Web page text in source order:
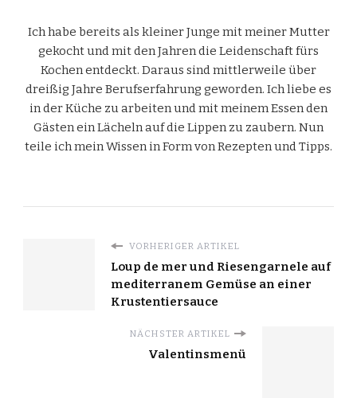
Ich habe bereits als kleiner Junge mit meiner Mutter
gekocht und mit den Jahren die Leidenschaft fürs
Kochen entdeckt. Daraus sind mittlerweile über
dreißig Jahre Berufserfahrung geworden. Ich liebe es
in der Küche zu arbeiten und mit meinem Essen den
Gästen ein Lächeln auf die Lippen zu zaubern. Nun
teile ich mein Wissen in Form von Rezepten und Tipps.
VORHERIGER ARTIKEL
Loup de mer und Riesengarnele auf
mediterranem Gemüse an einer
Krustentiersauce
NÄCHSTER ARTIKEL
Valentinsmenü